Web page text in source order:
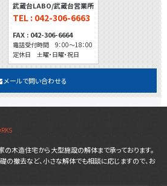
武蔵台LABO/武蔵台営業所
TEL : 042-306-6663
FAX : 042-306-6664
電話受付時間 9：00～18：00
定休日 土曜・日曜・祝日
メールで問い合わせる
の木造住宅から大型施設の解体まで承っております。
の撤去など、小さな解体でも相談に応じますので、お